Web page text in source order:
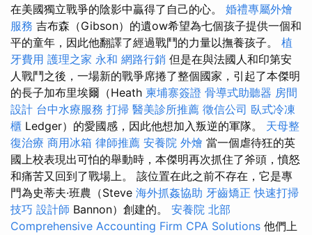
在美國獨立戰爭的陰影中贏得了自己的心。 婚禮專屬外燴
服務 吉布森（Gibson）的遺ow希望為七個孩子提供一個和
平的童年，因此他翻譯了經過戰鬥的力量以撫養孩子。 植
牙費用 護理之家 永和 網路行銷 但是在與法國人和印第安
人戰鬥之後，一場新的戰爭席捲了整個國家，引起了本傑明
的長子加布里埃爾（Heath 柬埔寨簽證 骨導式助聽器 房間
設計 台中水療服務 打掃 醫美診所推薦 徵信公司 臥式冷凍
櫃 Ledger）的愛國感，因此他想加入叛逆的軍隊。 天母整
復治療 商用冰箱 律師推薦 安養院 外燴 當一個虐待狂的英
國上校表現出可怕的舉動時，本傑明再次抓住了斧頭，憤怒
和痛苦又回到了戰場上。 該位置在此之前不存在，它是專
門為史蒂夫·班農（Steve 海外抓姦協助 牙齒矯正 快速打掃
技巧 設計師 Bannon）創建的。 安養院 北部
Comprehensive Accounting Firm CPA Solutions 他們上